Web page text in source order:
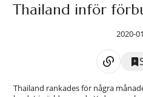
Thailand inför
2020-
Thailand rankades för några